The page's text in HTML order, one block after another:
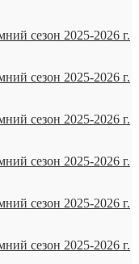
годсезон 2025-2026 г.
сезон 2025-2026 г.
сезон 2025-2026 г.
сезон 2025-2026 г.
сезон 2025-2026 г.
сезон 2025-2026 г.